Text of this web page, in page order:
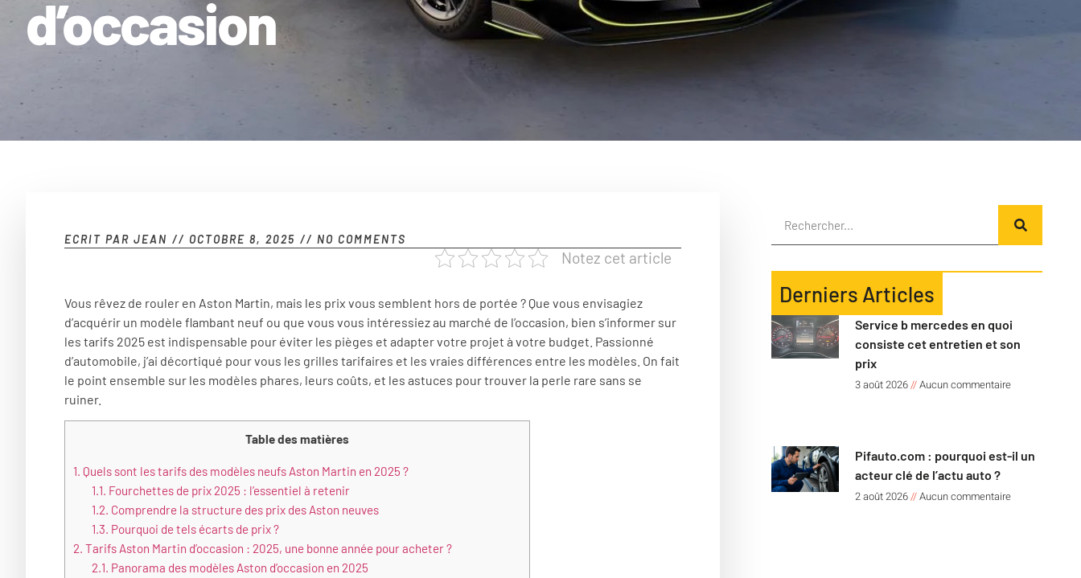
d’occasion
ECRIT PAR JEAN // OCTOBRE 8, 2025 // NO COMMENTS
Notez cet article
Vous rêvez de rouler en Aston Martin, mais les prix vous semblent hors de portée ? Que vous envisagiez
d’acquérir un modèle flambant neuf ou que vous vous intéressiez au marché de l’occasion, bien s’informer sur
les tarifs 2025 est indispensable pour éviter les pièges et adapter votre projet à votre budget. Passionné
d’automobile, j’ai décortiqué pour vous les grilles tarifaires et les vraies différences entre les modèles. On fait
le point ensemble sur les modèles phares, leurs coûts, et les astuces pour trouver la perle rare sans se
ruiner.
Table des matières
1. Quels sont les tarifs des modèles neufs Aston Martin en 2025 ?
1.1. Fourchettes de prix 2025 : l’essentiel à retenir
1.2. Comprendre la structure des prix des Aston neuves
1.3. Pourquoi de tels écarts de prix ?
2. Tarifs Aston Martin d’occasion : 2025, une bonne année pour acheter ?
2.1. Panorama des modèles Aston d’occasion en 2025
Derniers Articles
Service b mercedes en quoi
consiste cet entretien et son
prix
3 août 2026
Aucun commentaire
Pifauto.com : pourquoi est-il un
acteur clé de l’actu auto ?
2 août 2026
Aucun commentaire